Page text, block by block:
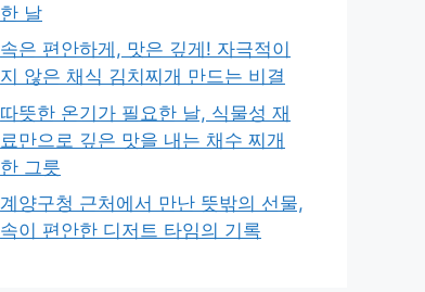
한 날
속은 편안하게, 맛은 깊게! 자극적이
지 않은 채식 김치찌개 만드는 비결
따뜻한 온기가 필요한 날, 식물성 재
료만으로 깊은 맛을 내는 채수 찌개
한 그릇
계양구청 근처에서 만난 뜻밖의 선물,
속이 편안한 디저트 타임의 기록